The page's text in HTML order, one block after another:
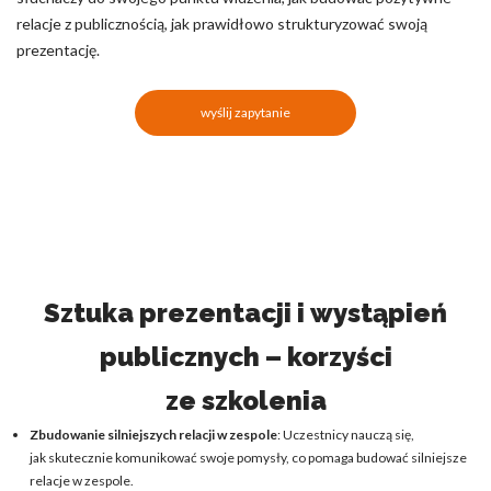
relacje z publicznością, jak prawidłowo strukturyzować swoją
prezentację.
wyślij zapytanie
Sztuka prezentacji i wystąpień
publicznych – korzyści
ze szkolenia
Zbudowanie silniejszych relacji w zespole: Uczestnicy nauczą się,
jak skutecznie komunikować swoje pomysły, co pomaga budować silniejsze
relacje w zespole.